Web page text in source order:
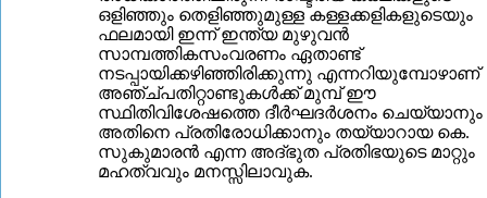
ഒളിഞ്ഞും തെളിഞ്ഞുമുള്ള കള്ളക്കളികളുടെയും
ഫലമായി ഇന്ന് ഇന്ത്യ മുഴുവന്‍
സാമ്പത്തികസംവരണം ഏതാണ്ട്
നടപ്പായിക്കഴിഞ്ഞിരിക്കുന്നു എന്നറിയുമ്പോഴാണ്
അഞ്ച്പതിറ്റാണ്ടുകള്‍ക്ക് മുമ്പ് ഈ
സ്ഥിതിവിശേഷത്തെ ദീര്‍ഘദര്‍ശനം ചെയ്യാനും
അതിനെ പ്രതിരോധിക്കാനും തയ്യാറായ കെ.
സുകുമാരന്‍ എന്ന അദ്ഭുത പ്രതിഭയുടെ മാറ്റും
മഹത്വവും മനസ്സിലാവുക.